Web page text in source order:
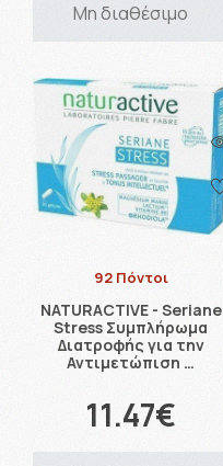
Μη διαθέσιμο
92 Πόντοι
NATURACTIVE - Seriane
Stress Συμπλήρωμα
Διατροφής για την
Αντιμετώπιση …
11.47€